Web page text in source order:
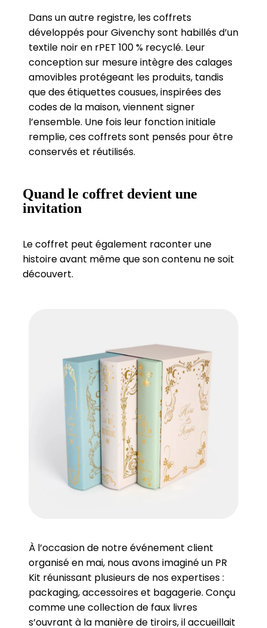
Dans un autre registre, les coffrets
développés pour Givenchy sont habillés d’un
textile noir en rPET 100 % recyclé. Leur
conception sur mesure intègre des calages
amovibles protégeant les produits, tandis
que des étiquettes cousues, inspirées des
codes de la maison, viennent signer
l’ensemble. Une fois leur fonction initiale
remplie, ces coffrets sont pensés pour être
conservés et réutilisés.
Quand le coffret devient une
invitation
Le coffret peut également raconter une
histoire avant même que son contenu ne soit
découvert.
À l’occasion de notre événement client
organisé en mai, nous avons imaginé un PR
Kit réunissant plusieurs de nos expertises :
packaging, accessoires et bagagerie. Conçu
comme une collection de faux livres
s’ouvrant à la manière de tiroirs, il accueillait